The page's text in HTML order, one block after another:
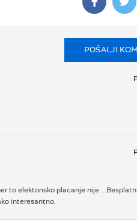
POŠALJI
to elektonsko placanje nije
interesantno.